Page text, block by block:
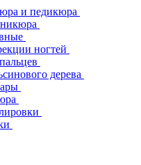
и педикюра
ногтей
дерева